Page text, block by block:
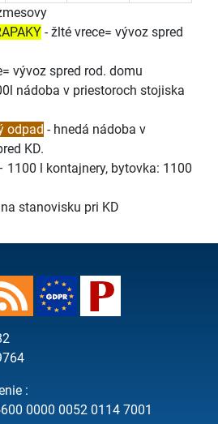
- žlté vrece= vývoz spred
vývoz spred rod. domu
nádoba v priestoroch stojiska
odpad - hnedá nádoba v
KD.
1100 l kontajnery, bytovka: 1100
stanovisku pri KD
:
0000 0052 0114 7001